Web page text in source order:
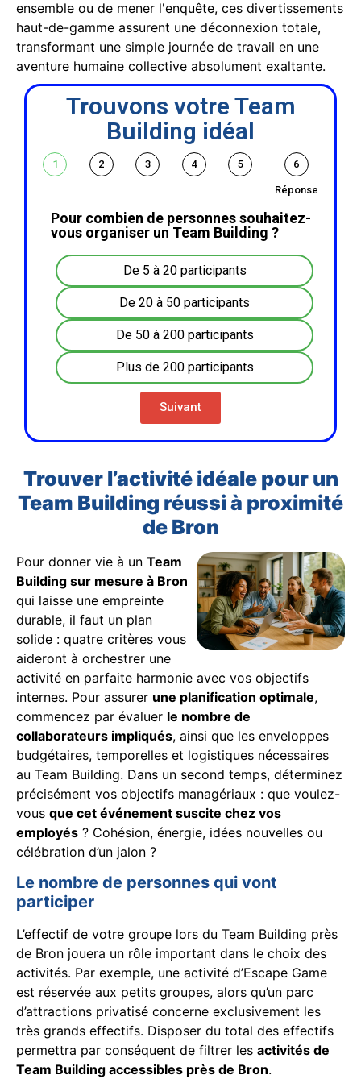
ensemble ou de mener l'enquête, ces divertissements
haut-de-gamme assurent une déconnexion totale,
transformant une simple journée de travail en une
aventure humaine collective absolument exaltante.
Trouvons votre Team
Building idéal
1 2 3 4 5 6
Réponse
Pour combien de personnes souhaitez-
vous organiser un Team Building ?
De 5 à 20 participants
De 20 à 50 participants
De 50 à 200 participants
Plus de 200 participants
Suivant
Trouver l’activité idéale pour un
Team Building réussi à proximité
de Bron
Pour donner vie à un Team
Building sur mesure à Bron
qui laisse une empreinte
durable, il faut un plan
solide : quatre critères vous
aideront à orchestrer une
activité en parfaite harmonie avec vos objectifs
internes. Pour assurer une planification optimale,
commencez par évaluer le nombre de
collaborateurs impliqués, ainsi que les enveloppes
budgétaires, temporelles et logistiques nécessaires
au Team Building. Dans un second temps, déterminez
précisément vos objectifs managériaux : que voulez-
vous que cet événement suscite chez vos
employés ? Cohésion, énergie, idées nouvelles ou
célébration d’un jalon ?
Le nombre de personnes qui vont
participer
L’effectif de votre groupe lors du Team Building près
de Bron jouera un rôle important dans le choix des
activités. Par exemple, une activité d’Escape Game
est réservée aux petits groupes, alors qu’un parc
d’attractions privatisé concerne exclusivement les
très grands effectifs. Disposer du total des effectifs
permettra par conséquent de filtrer les activités de
Team Building accessibles près de Bron.